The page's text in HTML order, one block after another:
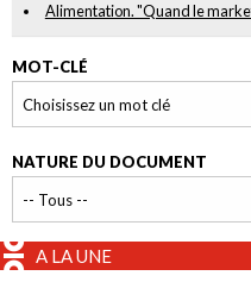
Alimentation. "Quand le
MOT-CLÉ
NATURE DU DOCUMENT
A LA UNE